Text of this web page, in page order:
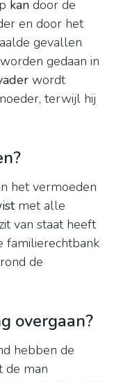
kan door de
en door het
gevallen
gedaan in
wordt
terwijl hij
het vermoeden
met alle
van staat heeft
familierechtbank
de
overgaan?
hebben de
de man